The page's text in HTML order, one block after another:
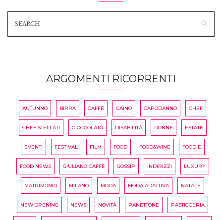
ARGOMENTI RICORRENTI
AUTUNNO BIRRA CAFFÈ CAINO CAPODANNO CHEF
CHEF STELLATI CIOCCOLATÒ DISABILITÀ DONNE ESTATE
EVENTI FESTIVAL FILM FOOD FOOD&WINE FOODIE
FOOD NEWS GIULIANO CAFFÈ GOSSIP INDIRIZZI LUXURY
MATRIMONIO MILANO MODA MODA ADATTIVA NATALE
NEW OPENING NEWS NOVITÀ PANETTONE PASTICCERIA